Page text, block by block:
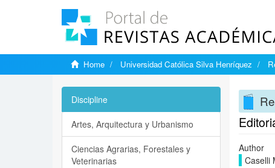
Home Universidad Católica Silva Henríquez
Author
Caselli
Discipline
Artes, Arquitectura y Urbanismo
Ciencias Agrarias, Forestales y
Veterinarias